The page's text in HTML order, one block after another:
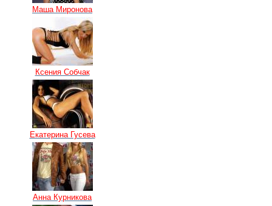
Маша Миронова
Ксения Собчак
Екатерина Гусева
Анна Курникова